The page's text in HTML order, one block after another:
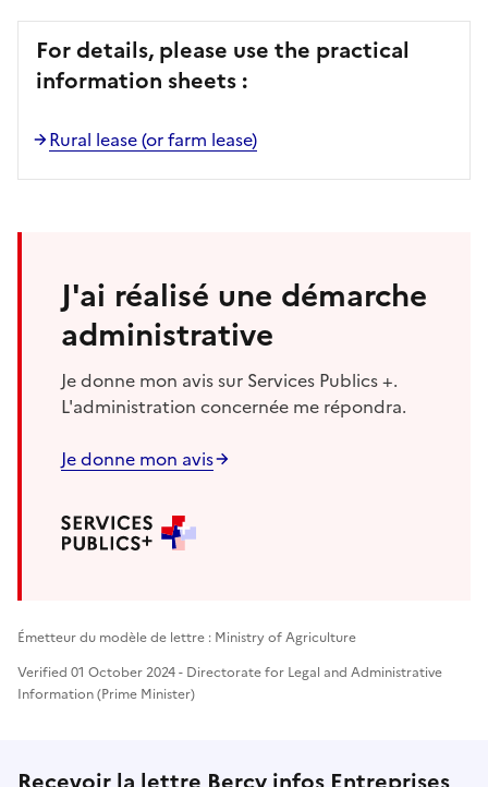
For details, please use the practical
information sheets :
Rural lease (or farm lease)
J'ai réalisé une démarche
administrative
Je donne mon avis sur Services Publics +.
L'administration concernée me répondra.
Je donne mon avis
Émetteur du modèle de lettre : Ministry of Agriculture
Verified 01 October 2024 - Directorate for Legal and Administrative
Information (Prime Minister)